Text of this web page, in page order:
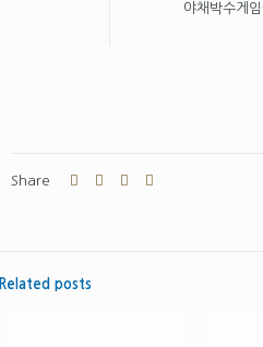
야채박수게
Share
Related posts